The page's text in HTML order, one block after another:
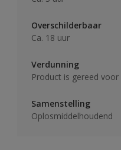
Overschilderbaar
Ca. 18 uur
Verdunning
Product is gereed voor
Samenstelling
Oplosmiddelhoudend